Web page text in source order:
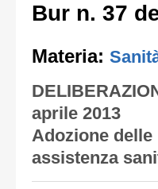
Bur n. 37
Materia:
aprile 2013
Adozione
assistenza